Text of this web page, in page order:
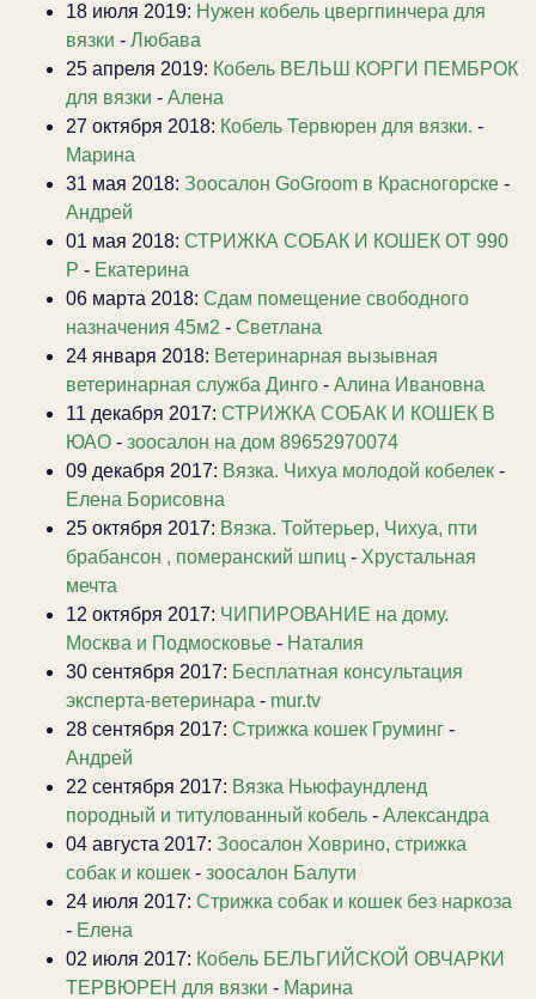
18 июля 2019: Нужен кобель цвергпинчера для
вязки - Любава
25 апреля 2019: Кобель ВЕЛЬШ КОРГИ ПЕМБРОК
для вязки - Алена
27 октября 2018: Кобель Тервюрен для вязки. -
Марина
31 мая 2018: Зоосалон GoGroom в Красногорске -
Андрей
01 мая 2018: СТРИЖКА СОБАК И КОШЕК ОТ 990
Р - Екатерина
06 марта 2018: Сдам помещение свободного
назначения 45м2 - Светлана
24 января 2018: Ветеринарная вызывная
ветеринарная служба Динго - Алина Ивановна
11 декабря 2017: СТРИЖКА СОБАК И КОШЕК В
ЮАО - зоосалон на дом 89652970074
09 декабря 2017: Вязка. Чихуа молодой кобелек -
Елена Борисовна
25 октября 2017: Вязка. Тойтерьер, Чихуа, пти
брабансон , померанский шпиц - Хрустальная
мечта
12 октября 2017: ЧИПИРОВАНИЕ на дому.
Москва и Подмосковье - Наталия
30 сентября 2017: Бесплатная консультация
эксперта-ветеринара - mur.tv
28 сентября 2017: Стрижка кошек Груминг -
Андрей
22 сентября 2017: Вязка Ньюфаундленд
породный и титулованный кобель - Александра
04 августа 2017: Зоосалон Ховрино, стрижка
собак и кошек - зоосалон Балути
24 июля 2017: Стрижка собак и кошек без наркоза
- Елена
02 июля 2017: Кобель БЕЛЬГИЙСКОЙ ОВЧАРКИ
ТЕРВЮРЕН для вязки - Марина